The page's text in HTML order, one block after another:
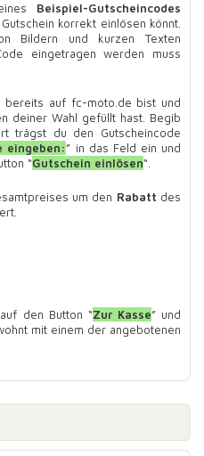
Beispiel-Gutscheincodes
korrekt einlösen könnt.
Bildern und kurzen Texten
eingetragen werden muss
auf fc-moto.de bist und
deiner Wahl gefüllt hast. Begib
trägst du den Gutscheincode
eingeben:” in das Feld ein und
“Gutschein einlösen“.
um den Rabatt des
den Button “Zur Kasse” und
mit einem der angebotenen